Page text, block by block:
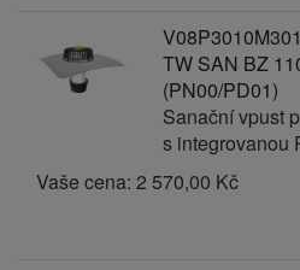
TW SAN BZ
(PN00/PD01)
Sanační vpust
s integrovanou
Vaše cena: 2 570,00 Kč